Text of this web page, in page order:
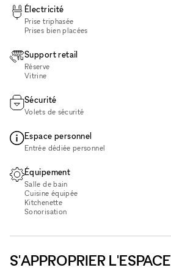
Électricité
Prise triphasée
Prises bien placées
Support retail
Réserve
Vitrine
Sécurité
Volets de sécurité
Espace personnel
Entrée dédiée personnel
Équipement
Salle de bain
Cuisine équipée
Kitchenette
Sonorisation
S'APPROPRIER L'ESPACE